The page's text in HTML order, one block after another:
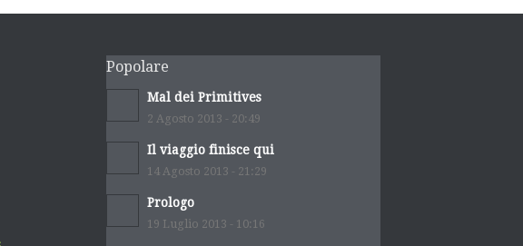
Popolare
Mal dei Primitives
2 Agosto 2013 - 20:49
Il viaggio finisce qui
14 Agosto 2013 - 21:29
Prologo
19 Luglio 2013 - 10:16